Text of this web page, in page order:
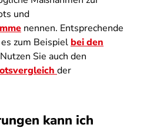
und
nennen. Entsprechende
zum Beispiel bei den
Sie auch den
der
kann ich